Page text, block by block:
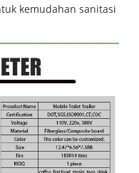
kemudahan sanitasi